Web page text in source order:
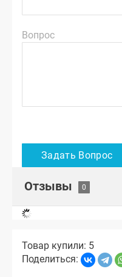
Вопрос
Отзывы
Товар купили: 5
Поделиться: